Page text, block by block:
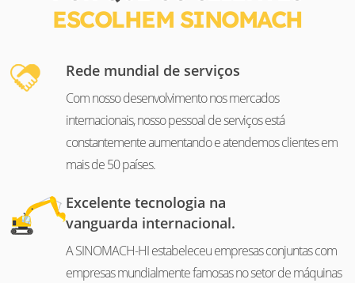
ESCOLHEM SINOMACH
Rede mundial de serviços
Com nosso desenvolvimento nos mercados
internacionais, nosso pessoal de serviços está
constantemente aumentando e atendemos clientes em
mais de 50 países.
Excelente tecnologia na
vanguarda internacional.
A SINOMACH-HI estabeleceu empresas conjuntas com
empresas mundialmente famosas no setor de máquinas